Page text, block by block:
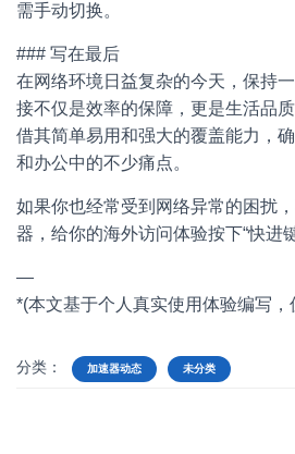
需手动切换。
### 写在最后
在网络环境日益复杂的今天，保持
接不仅是效率的保障，更是生活品
借其简单易用和强大的覆盖能力，
和办公中的不少痛点。
如果你也经常受到网络异常的困扰
器，给你的海外访问体验按下“快进键
—
*(本文基于个人真实使用体验编写，
分类： 加速器动态 未分类